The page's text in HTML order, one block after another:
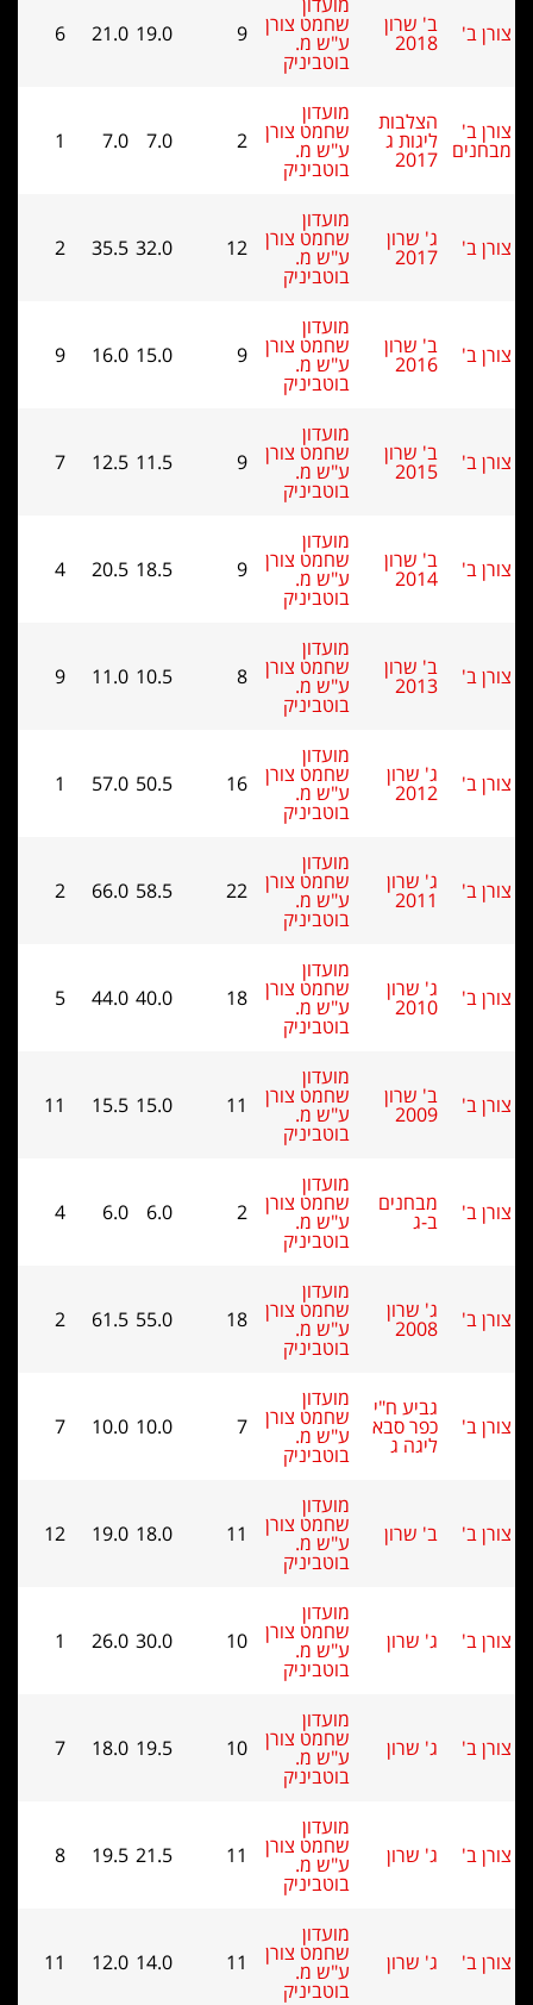
ב' שרון
2018
שחמט צורן
ע"ש מ.
בוטביניק
9
19.0
21.0
6
הצלבות
ליגות ג
2017
מועדון
שחמט צורן
ע"ש מ.
בוטביניק
2
7.0
7.0
1
ג' שרון
2017
שחמט צורן
ע"ש מ.
בוטביניק
12
32.0
35.5
2
ב' שרון
2016
שחמט צורן
ע"ש מ.
בוטביניק
9
15.0
16.0
9
ב' שרון
2015
שחמט צורן
ע"ש מ.
בוטביניק
9
11.5
12.5
7
ב' שרון
2014
שחמט צורן
ע"ש מ.
בוטביניק
9
18.5
20.5
4
ב' שרון
2013
שחמט צורן
ע"ש מ.
בוטביניק
8
10.5
11.0
9
ג' שרון
2012
שחמט צורן
ע"ש מ.
בוטביניק
16
50.5
57.0
1
ג' שרון
2011
שחמט צורן
ע"ש מ.
בוטביניק
22
58.5
66.0
2
ג' שרון
2010
שחמט צורן
ע"ש מ.
בוטביניק
18
40.0
44.0
5
ב' שרון
2009
שחמט צורן
ע"ש מ.
בוטביניק
11
15.0
15.5
11
מבחנים
ב-ג
שחמט צורן
ע"ש מ.
בוטביניק
2
6.0
6.0
4
ג' שרון
2008
שחמט צורן
ע"ש מ.
בוטביניק
18
55.0
61.5
2
כפר סבא
ליגה ג
מועדון
שחמט צורן
ע"ש מ.
בוטביניק
7
10.0
10.0
7
ב' שרון שחמט צורן
ע"ש מ.
בוטביניק
11
18.0
19.0
12
ג' שרון שחמט צורן
ע"ש מ.
בוטביניק
10
30.0
26.0
1
ג' שרון שחמט צורן
ע"ש מ.
בוטביניק
10
19.5
18.0
7
ג' שרון שחמט צורן
ע"ש מ.
בוטביניק
11
21.5
19.5
8
ג' שרון שחמט צורן
ע"ש מ.
בוטביניק
11
14.0
12.0
11